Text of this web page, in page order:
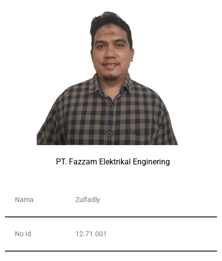
PT. Fazzam Elektrikal Enginering
Nama Zulfadly
No Id 12.71.001